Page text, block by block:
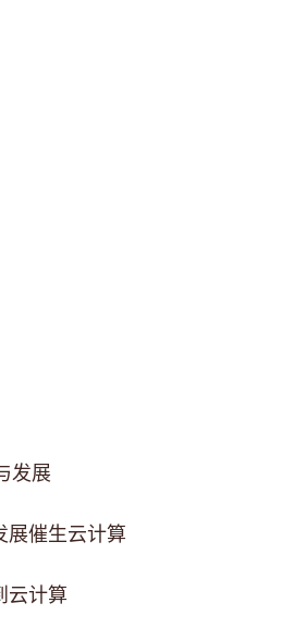
发展
展催生云计算
云计算